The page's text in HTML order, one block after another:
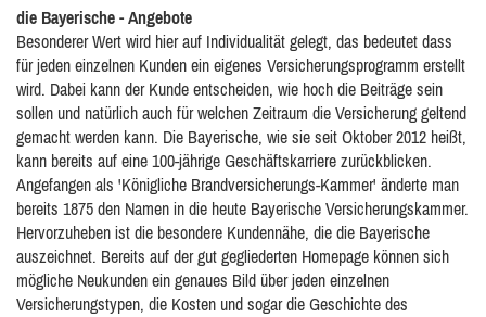
die Bayerische - Angebote
Besonderer Wert wird hier auf Individualität gelegt, das bedeutet dass
für jeden einzelnen Kunden ein eigenes Versicherungsprogramm erstellt
wird. Dabei kann der Kunde entscheiden, wie hoch die Beiträge sein
sollen und natürlich auch für welchen Zeitraum die Versicherung geltend
gemacht werden kann. Die Bayerische, wie sie seit Oktober 2012 heißt,
kann bereits auf eine 100-jährige Geschäftskarriere zurückblicken.
Angefangen als 'Königliche Brandversicherungs-Kammer' änderte man
bereits 1875 den Namen in die heute Bayerische Versicherungskammer.
Hervorzuheben ist die besondere Kundennähe, die die Bayerische
auszeichnet. Bereits auf der gut gegliederten Homepage können sich
mögliche Neukunden ein genaues Bild über jeden einzelnen
Versicherungstypen, die Kosten und sogar die Geschichte des